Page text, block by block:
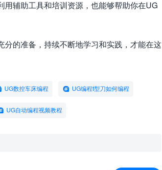
辅助工具和培训资源，也能够帮助你在UG
的准备，持续不断地学习和实践，才能在这
UG数控车床编程 UG编程t型刀如何编程
UG自动编程视频教程